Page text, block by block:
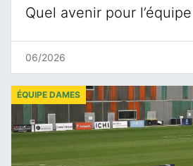
Quel avenir pour
06/2026
ÉQUIPE DAMES